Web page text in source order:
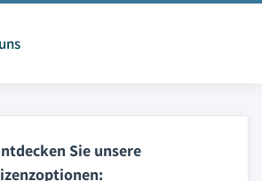
Sie unsere